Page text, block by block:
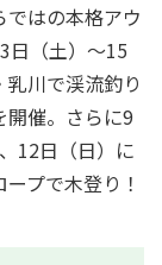
はの本格アウ
日（土）～15
川で渓流釣り
開催。さらに9
12日（日）に
プで木登り！